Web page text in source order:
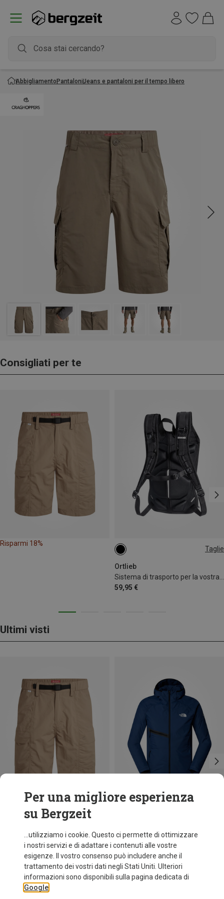
AbbigliamentoPantaloniJeans e pantaloni per il tempo libero
Consigliati per te
Risparmi 18%
Taglie
Ortlieb
59,95 €
ONE SIZE
Ultimi visti
Risparmi 18%
Per una migliore esperienza
su Bergzeit
...utilizziamo i cookie. Questo ci permette di ottimizzare
i nostri servizi e di adattare i contenuti alle vostre
esigenze. Il vostro consenso può includere anche il
trattamento dei vostri dati negli Stati Uniti. Ulteriori
informazioni sono disponibili sulla pagina dedicata di
Google